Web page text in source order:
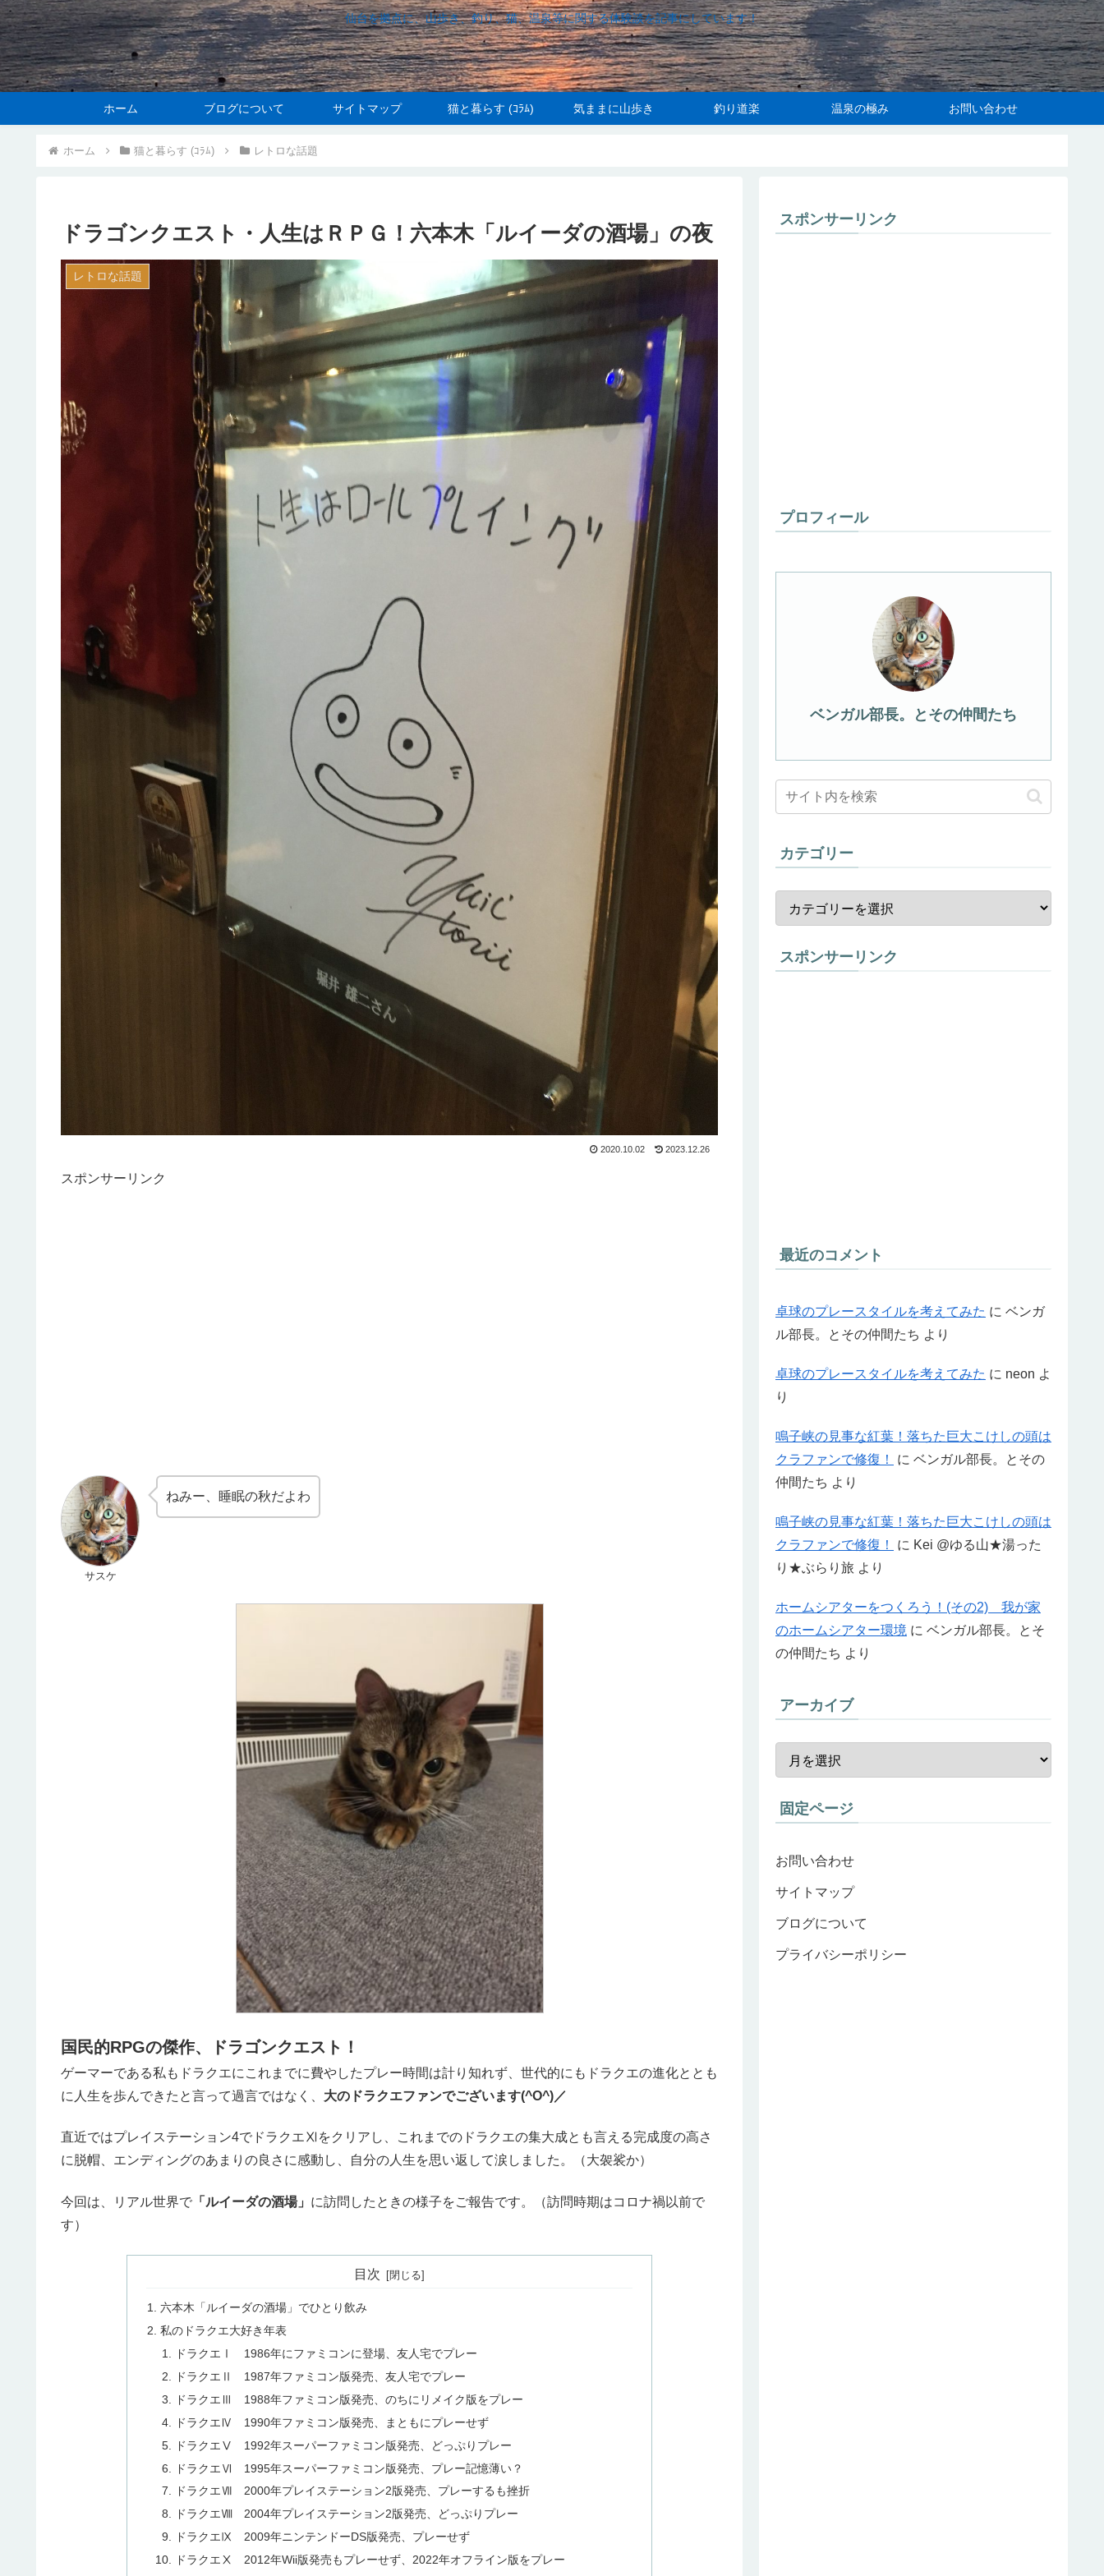
仙台を拠点に、山歩き、釣り、猫、温泉等に関する体験談を記事にしています！
ホーム ブログについて サイトマップ 猫と暮らす (ｺﾗﾑ) 気ままに山歩き 釣り道楽 温泉の極み お問い合わせ
ホーム 猫と暮らす (ｺﾗﾑ) レトロな話題
ドラゴンクエスト・人生はＲＰＧ！六本木「ルイーダの酒場」の夜
レトロな話題
2020.10.02 2023.12.26
スポンサーリンク
サスケ
ねみー、睡眠の秋だよわ
国民的RPGの傑作、ドラゴンクエスト！
ゲーマーである私もドラクエにこれまでに費やしたプレー時間は計り知れず、世代的にもドラクエの進化ととも
に人生を歩んできたと言って過言ではなく、 大のドラクエファンでございます(^O^)／
直近ではプレイステーション4でドラクエⅪをクリアし、これまでのドラクエの集大成とも言える完成度の高さ
に脱帽、エンディングのあまりの良さに感動し、自分の人生を思い返して涙しました。（大袈裟か）
今回は、リアル世界で 「ルイーダの酒場」 に訪問したときの様子をご報告です。（訪問時期はコロナ禍以前で
す）
目次
六本木「ルイーダの酒場」でひとり飲み
私のドラクエ大好き年表
ドラクエⅠ 1986年にファミコンに登場、友人宅でプレー
ドラクエⅡ 1987年ファミコン版発売、友人宅でプレー
ドラクエⅢ 1988年ファミコン版発売、のちにリメイク版をプレー
ドラクエⅣ 1990年ファミコン版発売、まともにプレーせず
ドラクエⅤ 1992年スーパーファミコン版発売、どっぷりプレー
ドラクエⅥ 1995年スーパーファミコン版発売、プレー記憶薄い？
ドラクエⅦ 2000年プレイステーション2版発売、プレーするも挫折
ドラクエⅧ 2004年プレイステーション2版発売、どっぷりプレー
ドラクエⅨ 2009年ニンテンドーDS版発売、プレーせず
ドラクエⅩ 2012年Wii版発売もプレーせず、2022年オフライン版をプレー
スポンサーリンク
プロフィール
ベンガル部長。とその仲間たち
カテゴリー
スポンサーリンク
最近のコメント
卓球のプレースタイルを考えてみた に ベンガ
ル部長。とその仲間たち より
卓球のプレースタイルを考えてみた に neon よ
り
鳴子峡の見事な紅葉！落ちた巨大こけしの頭は
クラファンで修復！
に ベンガル部長。とその
仲間たち より
鳴子峡の見事な紅葉！落ちた巨大こけしの頭は
クラファンで修復！
に Kei @ゆる山★湯った
り★ぶらり旅 より
ホームシアターをつくろう！(その2) 我が家
のホームシアター環境 に ベンガル部長。とそ
の仲間たち より
アーカイブ
固定ページ
お問い合わせ
サイトマップ
ブログについて
プライバシーポリシー